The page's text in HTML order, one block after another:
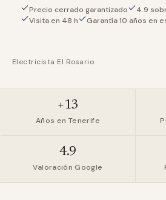
Precio cerrado garantizado
4.9
Visita en 48 h
Garantía 10 años en
Electricista El Rosario
+13
Años en Tenerife
4.9
Valoración Google